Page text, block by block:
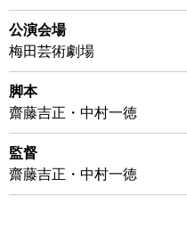
公演会場
梅田芸術劇場
脚本
齋藤吉正・中村一徳
監督
齋藤吉正・中村一徳